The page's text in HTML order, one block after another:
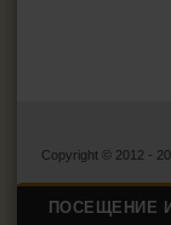
Copyright © 2012 -
ПОСЕЩЕНИЕ